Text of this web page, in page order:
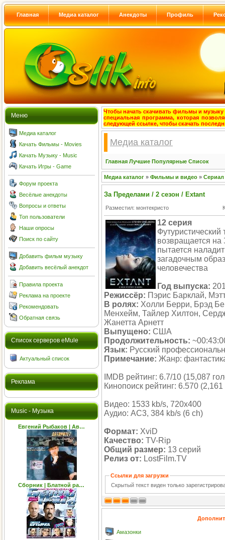
Главная Медиа каталог Анекдоты Профиль
Меню
Медиа каталог
Качать Фильмы - Movies
Качать Музыку - Music
Качать Игры - Game
Форум проекта
Весёлые анекдоты
Вопросы и ответы
Топ пользователи
Наши опросы
Поиск по сайту
Добавить фильм музыку
Добавить весёлый анекдот
Правила проекта
Реклама на проекте
Рекомендовать
Обратная связь
Cписок серверов eMule
Актуальный список
Реклама
Music - Музыка
Евгений Рыбаков | Ав…
Сборник | Блатной ра…
Чтобы начать скачивать фильмы и музыку
специальная программа, которая
следующей ссылке, чтобы скачать
Медиа каталог
Главная Лучшие Популярные Список
Медиа каталог » Фильмы и видео » Сериал
За Пределами / 2 сезон / Extant
Разместил: монтекристо
12 серия
возвращается на
пытается
загадочным
человечества
Год выпуска:
Режиссёр: Пэрис Барклай,
В ролях: Холли Берри, Брэд
Менхейм, Тайлер Хилтон,
Жанетта Арнетт
Выпущено: США
Продолжительность:
Язык: Русский
Примечание: Жанр:
IMDB рейтинг: 6.7/10 (15,087
Кинопоиск рейтинг: 6.570 (2,161
Видео: 1533 kb/s, 720x400
Аудио: AC3, 384 kb/s (6 ch)
Формат: XviD
Качество: TV-Rip
Общий размер: 13 серий
Релиз от: LostFilm.TV
Ссылки для загрузки
Скрытый текст виден только
Амазонки